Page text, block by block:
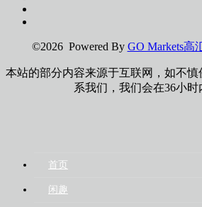
©2026 Powered By GO Markets高
本站的部分内容来源于互联网，如不
系我们，我们会在36小时
首页
闲趣